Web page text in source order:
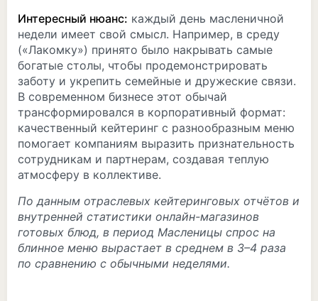
Интересный нюанс: каждый день масленичной
недели имеет свой смысл. Например, в среду
(«Лакомку») принято было накрывать самые
богатые столы, чтобы продемонстрировать
заботу и укрепить семейные и дружеские связи.
В современном бизнесе этот обычай
трансформировался в корпоративный формат:
качественный кейтеринг с разнообразным меню
помогает компаниям выразить признательность
сотрудникам и партнерам, создавая теплую
атмосферу в коллективе.
По данным отраслевых кейтеринговых отчётов и
внутренней статистики онлайн-магазинов
готовых блюд, в период Масленицы спрос на
блинное меню вырастает в среднем в 3–4 раза
по сравнению с обычными неделями.